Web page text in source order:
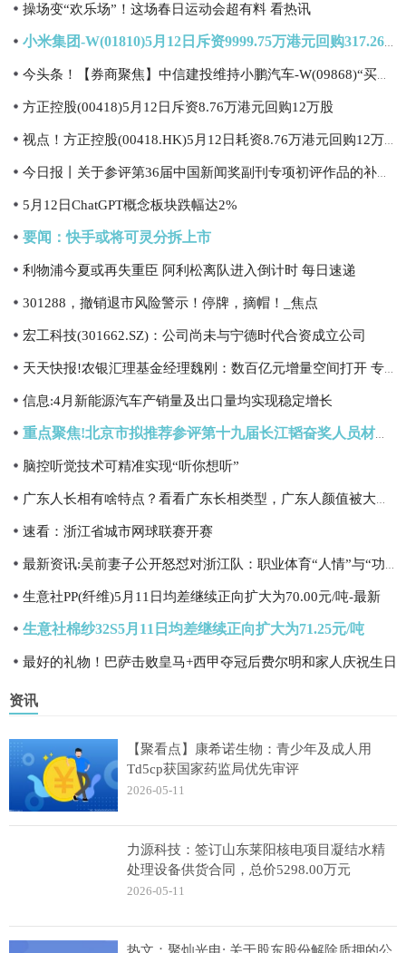
操场变“欢乐场”！这场春日运动会超有料 看热讯
方正控股(00418)5月12日斥资8.76万港元回购12万股
5月12日ChatGPT概念板块跌幅达2%
要闻：快手或将可灵分拆上市
利物浦今夏或再失重臣 阿利松离队进入倒计时 每日速递
301288，撤销退市风险警示！停牌，摘帽！_焦点
宏工科技(301662.SZ)：公司尚未与宁德时代合资成立公司
信息:4月新能源汽车产销量及出口量均实现稳定增长
脑控听觉技术可精准实现“听你想听”
速看：浙江省城市网球联赛开赛
生意社PP(纤维)5月11日均差继续正向扩大为70.00元/吨-最新
生意社棉纱32S5月11日均差继续正向扩大为71.25元/吨
最好的礼物！巴萨击败皇马+西甲夺冠后费尔明和家人庆祝生日
资讯
【聚看点】康希诺生物：青少年及成人用
Td5cp获国家药监局优先审评
2026-05-11
力源科技：签订山东莱阳核电项目凝结水精
处理设备供货合同，总价5298.00万元
2026-05-11